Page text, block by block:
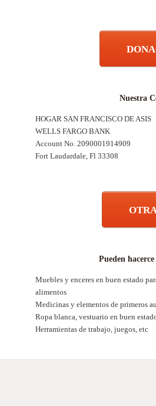
Nuestra
HOGAR SAN FRANCISCO DE ASIS
WELLS FARGO BANK
Account No. 2090001914909
Fort Laudardale, Fl 33308
Pueden
Muebles y enceres en buen estado
alimentos
Medicinas y elementos de primeros
Ropa blanca, vestuario en buen
Herramientas de trabajo, juegos, etc